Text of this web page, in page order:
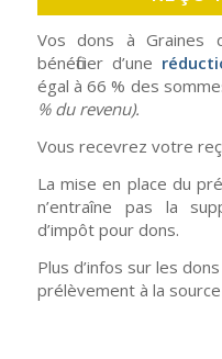
Vos dons à Graines
bénéficier d’une
égal à 66 % des
% du revenu).
Vous recevrez votre
La mise en place du
n’entraîne pas la
d’impôt pour dons.
Plus d’infos sur les
prélèvement à la source